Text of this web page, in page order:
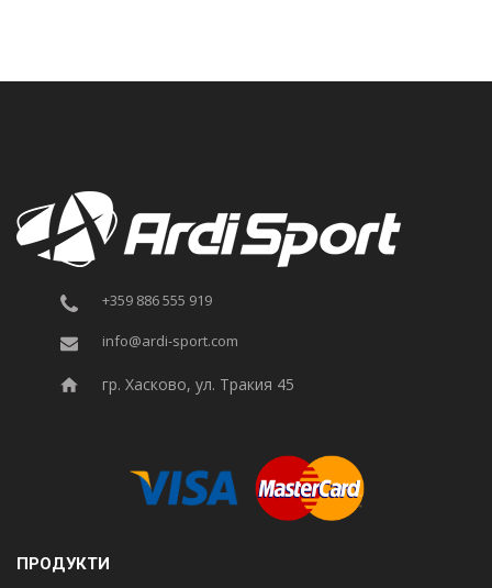
+359 886 555 919
info@ardi-sport.com
гр. Хасково, ул. Тракия 45
ПРОДУКТИ